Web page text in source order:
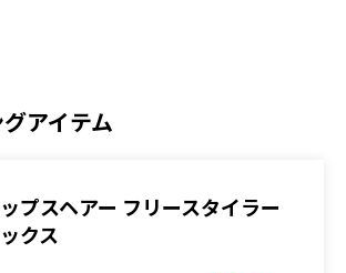
アイテム
プスヘアー フリースタイラー
クス